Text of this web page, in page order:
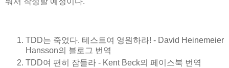
TDD는 죽었다. 테스트여 영원하라! - David Heinemeier
Hansson의 블로그 번역
TDD여 편히 잠들라 - Kent Beck의 페이스북 번역